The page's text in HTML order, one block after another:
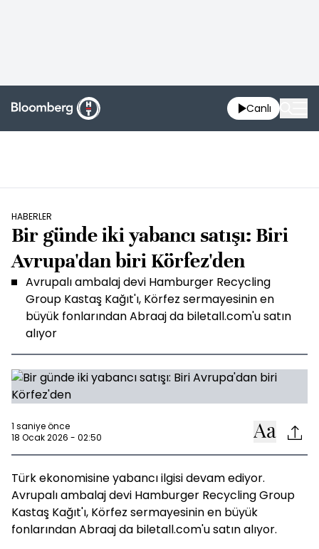
Canlı
HABERLER
Bir günde iki yabancı satışı: Biri
Avrupa'dan biri Körfez'den
Avrupalı ambalaj devi Hamburger Recycling
Group Kastaş Kağıt'ı, Körfez sermayesinin en
büyük fonlarından Abraaj da biletall.com'u satın
alıyor
1 saniye önce
18 Ocak 2026 - 02:50
Türk ekonomisine yabancı ilgisi devam ediyor.
Avrupalı ambalaj devi Hamburger Recycling Group
Kastaş Kağıt'ı, Körfez sermayesinin en büyük
fonlarından Abraaj da biletall.com'u satın alıyor.